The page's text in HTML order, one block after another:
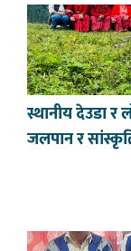
स्थानीय देउडा र
जलपान र